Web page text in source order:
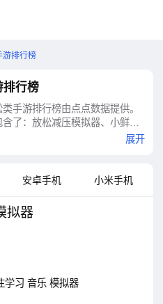
游排行榜
排行榜
手游排行榜由点点数据提供。
了：放松减压模拟器、小鲜木
3D、真心话大冒险测谎器、来放
榜
展开
安卓手机 小米手机
拟器
学习 音乐 模拟器